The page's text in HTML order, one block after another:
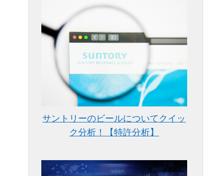
サントリーのビールについてクイッ
ク分析！【特許分析】